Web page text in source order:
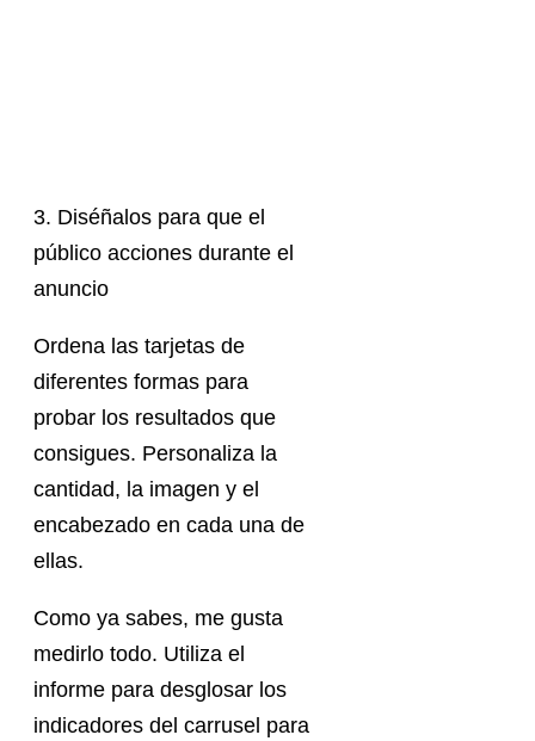
3. Diséñalos para que el
público acciones durante el
anuncio
Ordena las tarjetas de
diferentes formas para
probar los resultados que
consigues. Personaliza la
cantidad, la imagen y el
encabezado en cada una de
ellas.
Como ya sabes, me gusta
medirlo todo. Utiliza el
informe para desglosar los
indicadores del carrusel para